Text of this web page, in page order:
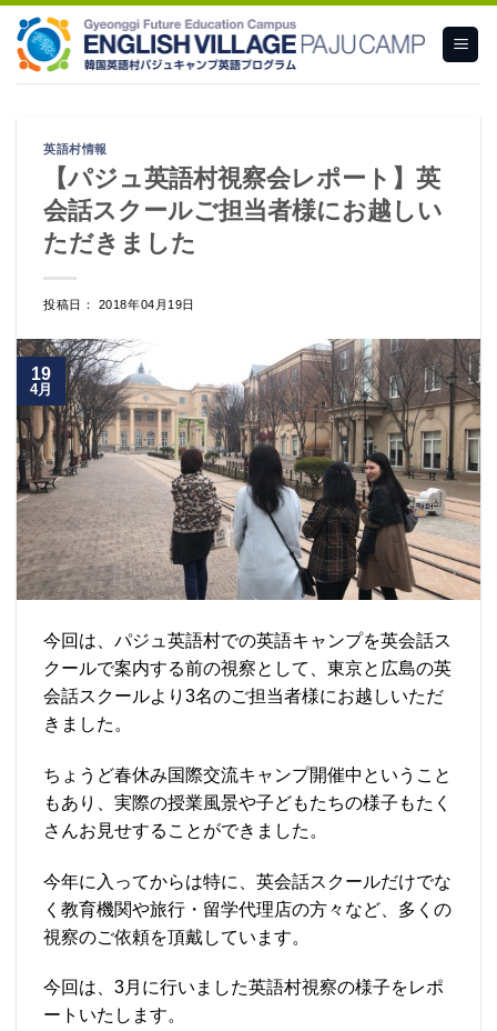
content
英語村情報
【パジュ英語村視察会レポート】英
会話スクールご担当者様にお越しい
ただきました
投稿日： 2018年04月19日
19
4月
今回は、パジュ英語村での英語キャンプを英会話ス
クールで案内する前の視察として、東京と広島の英
会話スクールより3名のご担当者様にお越しいただ
きました。
ちょうど春休み国際交流キャンプ開催中ということ
もあり、実際の授業風景や子どもたちの様子もたく
さんお見せすることができました。
今年に入ってからは特に、英会話スクールだけでな
く教育機関や旅行・留学代理店の方々など、多くの
視察のご依頼を頂戴しています。
今回は、3月に行いました英語村視察の様子をレポ
ートいたします。